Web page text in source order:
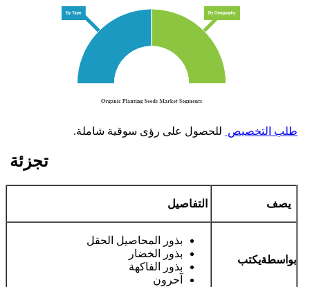
طلب التخصيص للحصول على رؤى سوقية شاملة.
تجزئة
يصف التفاصيل
بواسطةيكتب
بذور المحاصيل الحقل
بذور الخضار
بذور الفاكهة
آحرون